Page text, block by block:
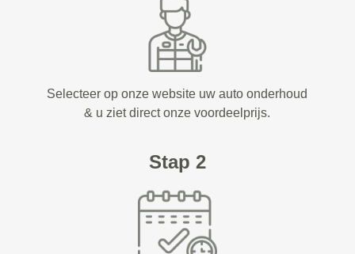
Selecteer op onze website uw auto onderhoud
& u ziet direct onze voordeelprijs.
Stap 2